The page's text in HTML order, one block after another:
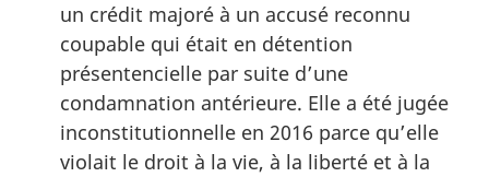
un crédit majoré à un accusé reconnu
coupable qui était en détention
présentencielle par suite d’une
condamnation antérieure. Elle a été jugée
inconstitutionnelle en 2016 parce qu’elle
violait le droit à la vie, à la liberté et à la